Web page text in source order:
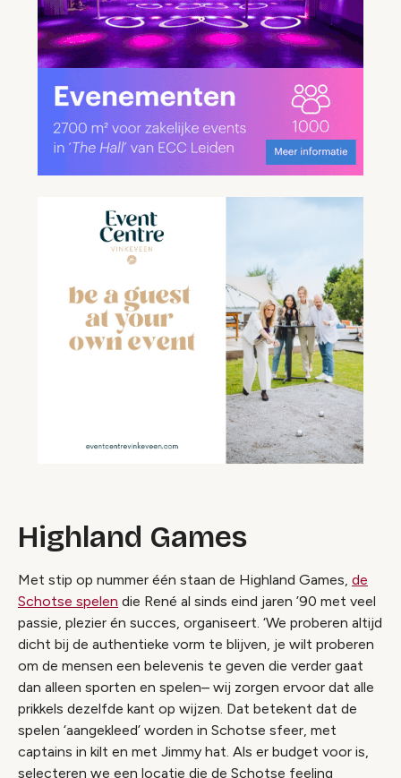
Highland Games
Met stip op nummer één staan de Highland Games, de
Schotse spelen die René al sinds eind jaren ’90 met veel
passie, plezier én succes, organiseert. ‘We proberen altijd
dicht bij de authentieke vorm te blijven, je wilt proberen
om de mensen een belevenis te geven die verder gaat
dan alleen sporten en spelen– wij zorgen ervoor dat alle
prikkels dezelfde kant op wijzen. Dat betekent dat de
spelen ‘aangekleed’ worden in Schotse sfeer, met
captains in kilt en met Jimmy hat . Als er budget voor is,
selecteren we een locatie die de Schotse feeling